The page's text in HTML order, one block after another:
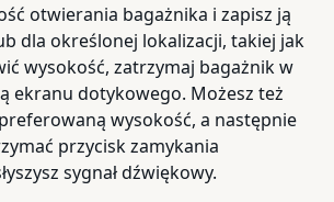
otwierania bagażnika i zapisz ją
dla określonej lokalizacji, takiej jak
wysokość, zatrzymaj bagażnik w
ekranu dotykowego. Możesz też
wysokość, a następnie
przycisk zamykania
sygnał dźwiękowy.